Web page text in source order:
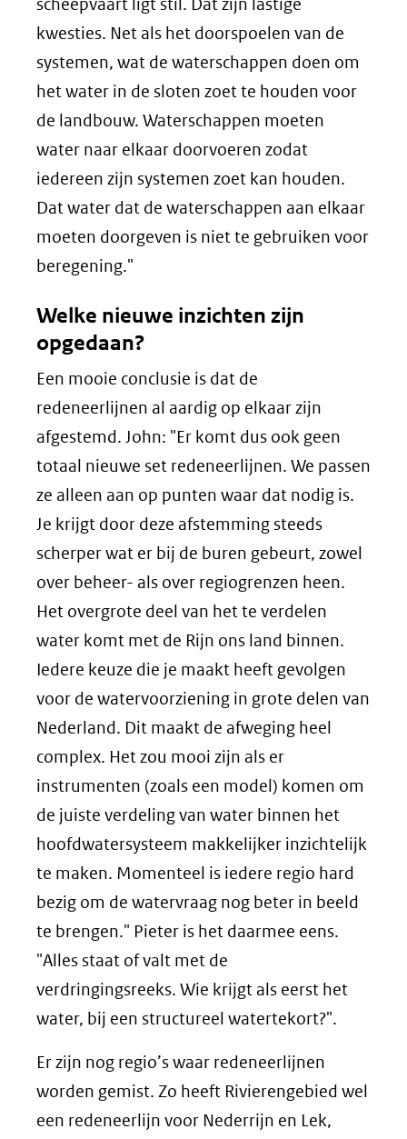
kwesties. Net als het doorspoelen van de
systemen, wat de waterschappen doen om
het water in de sloten zoet te houden voor
de landbouw. Waterschappen moeten
water naar elkaar doorvoeren zodat
iedereen zijn systemen zoet kan houden.
Dat water dat de waterschappen aan elkaar
moeten doorgeven is niet te gebruiken voor
beregening."
Welke nieuwe inzichten zijn
opgedaan?
Een mooie conclusie is dat de
redeneerlijnen al aardig op elkaar zijn
afgestemd. John: "Er komt dus ook geen
totaal nieuwe set redeneerlijnen. We passen
ze alleen aan op punten waar dat nodig is.
Je krijgt door deze afstemming steeds
scherper wat er bij de buren gebeurt, zowel
over beheer- als over regiogrenzen heen.
Het overgrote deel van het te verdelen
water komt met de Rijn ons land binnen.
Iedere keuze die je maakt heeft gevolgen
voor de watervoorziening in grote delen van
Nederland. Dit maakt de afweging heel
complex. Het zou mooi zijn als er
instrumenten (zoals een model) komen om
de juiste verdeling van water binnen het
hoofdwatersysteem makkelijker inzichtelijk
te maken. Momenteel is iedere regio hard
bezig om de watervraag nog beter in beeld
te brengen." Pieter is het daarmee eens.
"Alles staat of valt met de
verdringingsreeks. Wie krijgt als eerst het
water, bij een structureel watertekort?".
Er zijn nog regio’s waar redeneerlijnen
worden gemist. Zo heeft Rivierengebied wel
een redeneerlijn voor Nederrijn en Lek,